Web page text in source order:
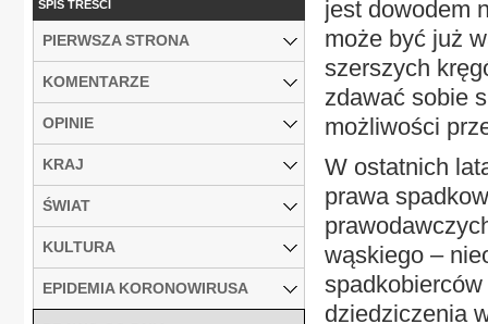
jest dowodem
może być już
szerszych
zdawać sobie
możliwości
W ostatnich
prawa
wąskiego –
dziedziczenia
SPIS TREŚCI
PIERWSZA STRONA
KOMENTARZE
OPINIE
KRAJ
ŚWIAT
KULTURA
EPIDEMIA KORONOWIRUSA